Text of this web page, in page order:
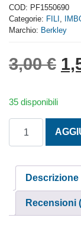
out
of
5
COD: PF1550690
Categorie: FILI ,
Marchio: Berkley
3,00€ Il
35 disponibili
Descrizione
Recensioni